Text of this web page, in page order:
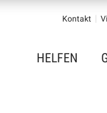
Kontakt
HELFEN